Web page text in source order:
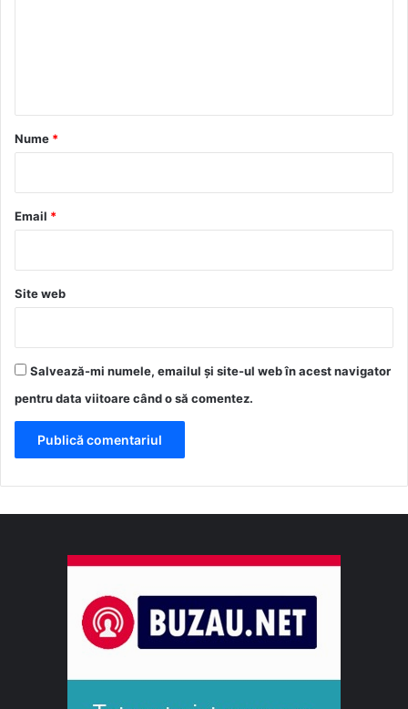
r
*
Nume *
Email *
Site web
Salvează-mi numele, emailul și site-ul web în acest navigator
pentru data viitoare când o să comentez.